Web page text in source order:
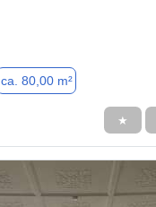
ca. 80,00 m²
★